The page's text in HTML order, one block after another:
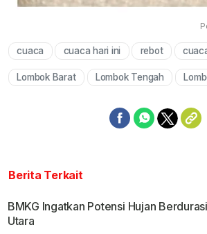
cuaca cuaca hari ini rebot
Lombok Barat Lombok Tengah
Berita Terkait
BMKG Ingatkan Potensi Hujan
Utara